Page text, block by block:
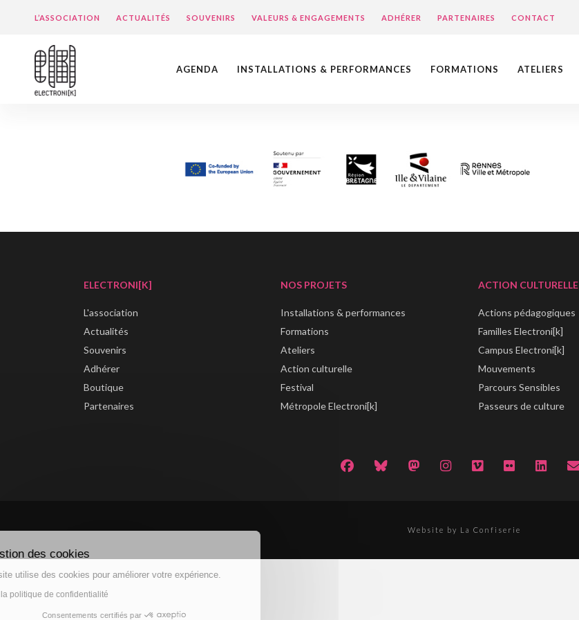
L’ASSOCIATION ACTUALITÉS SOUVENIRS VALEURS & ENGAGEMENTS ADHÉRER PARTENAIRES CONTACT
AGENDA INSTALLATIONS & PERFORMANCES FORMATIONS ATELIERS
ELECTRONI[K]
L'association
Actualités
Souvenirs
Adhérer
Boutique
Partenaires
NOS PROJETS
Installations & performances
Formations
Ateliers
Action culturelle
Festival
Métropole Electroni[k]
ACTION CULTURELLE
Actions pédagogiques
Familles Electroni[k]
Campus Electroni[k]
Mouvements
Parcours Sensibles
Passeurs de culture
Website by La Confiserie
Gestion des cookies
Ce site utilise des cookies pour améliorer votre expérience.
Lire la politique de confidentialité
Consentements certifiés par